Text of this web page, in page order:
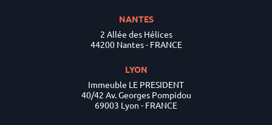
NANTES
2 Allée des Hélices
44200 Nantes - FRANCE
LYON
Immeuble LE PRESIDENT
40/42 Av. Georges Pompidou
69003 Lyon - FRANCE